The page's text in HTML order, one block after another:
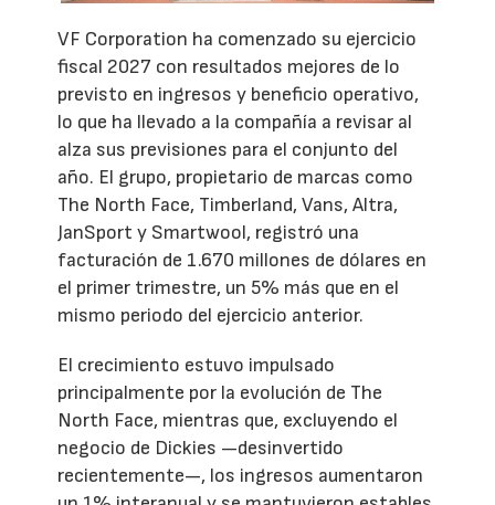
VF Corporation ha comenzado su ejercicio
fiscal 2027 con resultados mejores de lo
previsto en ingresos y beneficio operativo,
lo que ha llevado a la compañía a revisar al
alza sus previsiones para el conjunto del
año. El grupo, propietario de marcas como
The North Face, Timberland, Vans, Altra,
JanSport y Smartwool, registró una
facturación de 1.670 millones de dólares en
el primer trimestre, un 5% más que en el
mismo periodo del ejercicio anterior.
El crecimiento estuvo impulsado
principalmente por la evolución de The
North Face, mientras que, excluyendo el
negocio de Dickies —desinvertido
recientemente—, los ingresos aumentaron